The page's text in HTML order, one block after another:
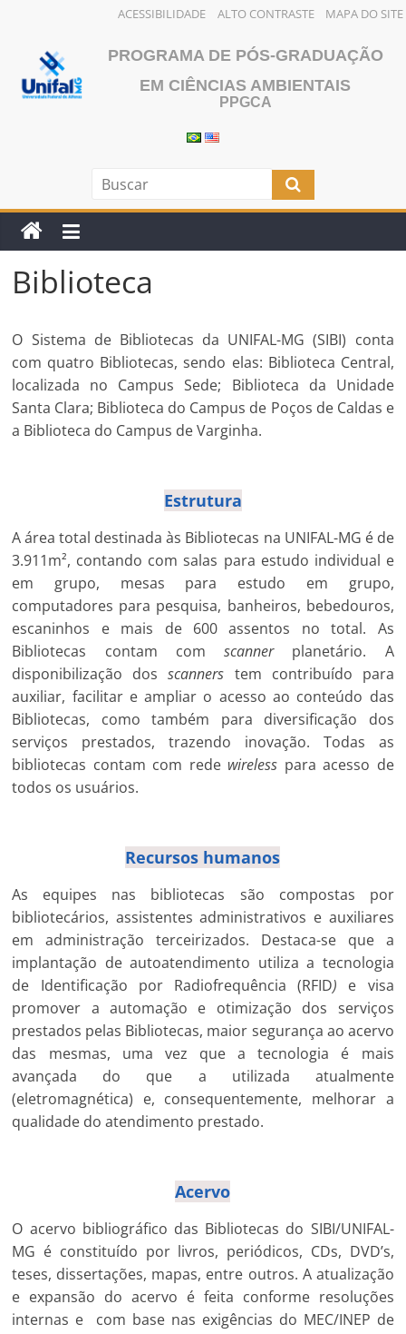
ACESSIBILIDADE ALTO CONTRASTE MAPA DO SITE
conteúdo
PROGRAMA DE PÓS-GRADUAÇÃO
EM CIÊNCIAS AMBIENTAIS
PPGCA
Biblioteca
O Sistema de Bibliotecas da UNIFAL-MG (SIBI) conta
com quatro Bibliotecas, sendo elas: Biblioteca Central,
localizada no Campus Sede; Biblioteca da Unidade
Santa Clara; Biblioteca do Campus de Poços de Caldas e
a Biblioteca do Campus de Varginha.
Estrutura
A área total destinada às Bibliotecas na UNIFAL-MG é de
3.911m², contando com salas para estudo individual e
em grupo, mesas para estudo em grupo,
computadores para pesquisa, banheiros, bebedouros,
escaninhos e mais de 600 assentos no total. As
Bibliotecas contam comscannerplanetário. A
disponibilização dosscanners tem contribuído para
auxiliar, facilitar e ampliar o acesso ao conteúdo das
Bibliotecas, como também para diversificação dos
serviços prestados, trazendo inovação. Todas as
bibliotecas contam com rede wireless para acesso de
todos os usuários.
Recursos humanos
As equipes nas bibliotecas são compostas por
bibliotecários, assistentes administrativos e auxiliares
em administração terceirizados. Destaca-se que a
implantação de autoatendimento utiliza a tecnologia
de Identificação por Radiofrequência (RFID) e visa
promover a automação e otimização dos serviços
prestados pelas Bibliotecas, maior segurança ao acervo
das mesmas, uma vez que a tecnologia é mais
avançada do que a utilizada atualmente
(eletromagnética) e, consequentemente, melhorar a
qualidade do atendimento prestado.
Acervo
O acervo bibliográfico das Bibliotecas do SIBI/UNIFAL-
MG é constituído por livros, periódicos, CDs, DVD’s,
teses, dissertações, mapas, entre outros. A atualização
e expansão do acervo é feita conforme resoluções
internas e com base nas exigências do MEC/INEP de